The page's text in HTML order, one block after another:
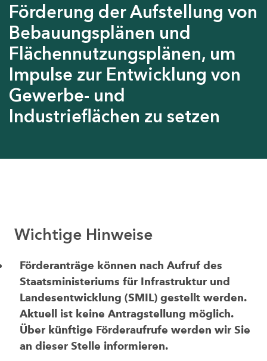
Förderung der Aufstellung von
Bebauungsplänen und
Flächennutzungsplänen, um
Impulse zur Entwicklung von
Gewerbe- und
Industrieflächen zu setzen
Wichtige Hinweise
Förderanträge können nach Aufruf des
Staatsministeriums für Infrastruktur und
Landesentwicklung (SMIL) gestellt werden.
Aktuell ist keine Antragstellung möglich.
Über künftige Förderaufrufe werden wir Sie
an dieser Stelle informieren.